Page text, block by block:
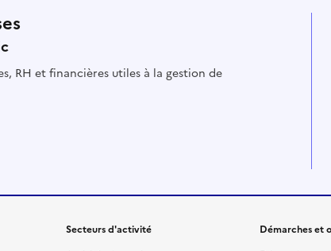
RH et financières utiles à la gestion de
Secteurs d'activité
Démarches et